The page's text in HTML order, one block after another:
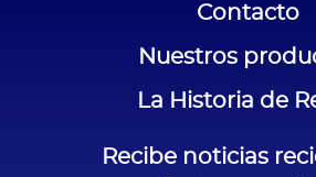
Contacto
Nuestros
La Historia de
Recibe noticias